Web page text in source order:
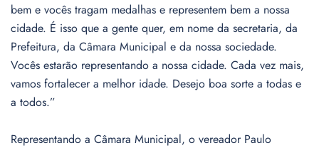
bem e vocês tragam medalhas e representem bem a nossa
cidade. É isso que a gente quer, em nome da secretaria, da
Prefeitura, da Câmara Municipal e da nossa sociedade.
Vocês estarão representando a nossa cidade. Cada vez mais,
vamos fortalecer a melhor idade. Desejo boa sorte a todas e
a todos.”
Representando a Câmara Municipal, o vereador Paulo